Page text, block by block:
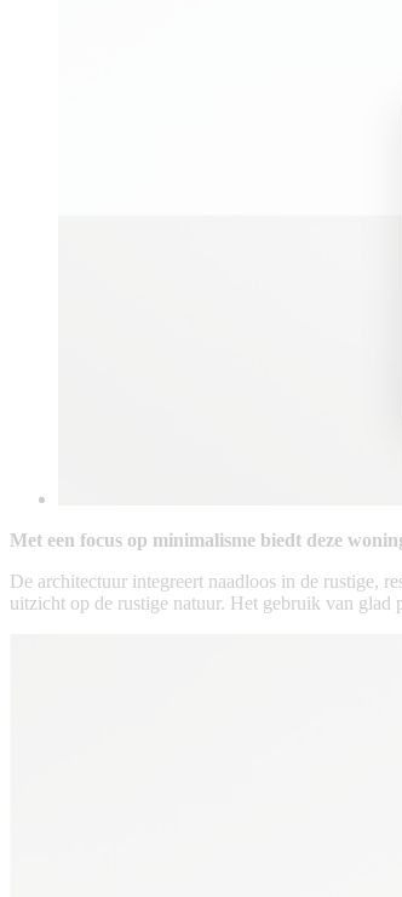
Met een focus op minimalisme biedt deze
De architectuur integreert naadloos in de rustige,
uitzicht op de rustige natuur. Het gebruik van glad